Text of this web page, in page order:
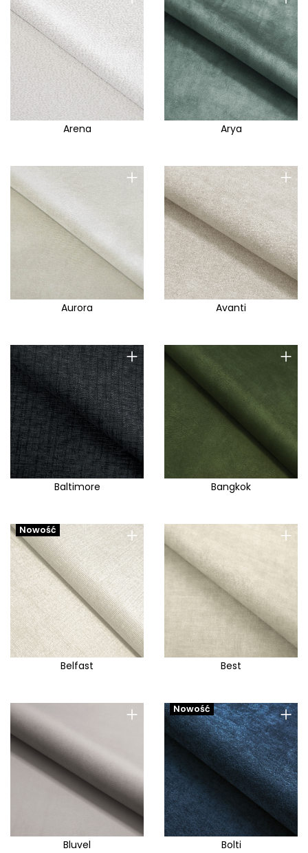
Arena Arya
+
Aurora
+
Avanti
+
Baltimore
+
Bangkok
+
Nowość
Belfast
+
Best
+
Bluvel
+
Nowość
Bolti